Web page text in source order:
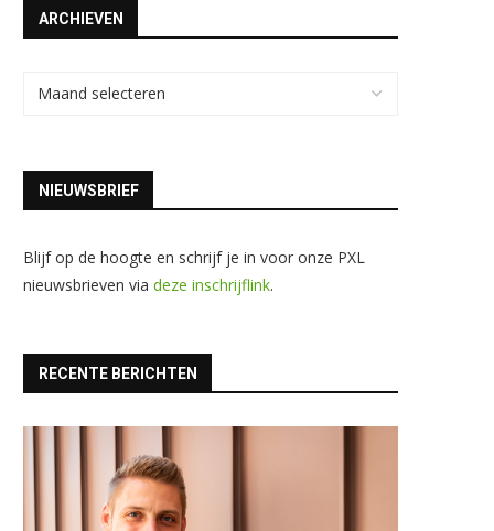
ARCHIEVEN
NIEUWSBRIEF
Blijf op de hoogte en schrijf je in voor onze PXL
nieuwsbrieven via deze inschrijflink.
RECENTE BERICHTEN